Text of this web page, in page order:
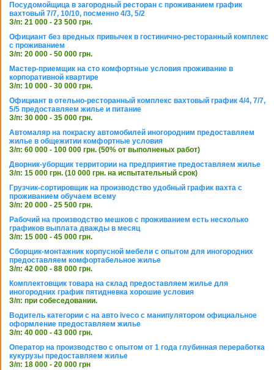
Посудомойщица в загородный ресторан с проживанием график
вахтовый 7/7, 10/10, посменно 4/3, 5/2
З/п: 21 000 - 23 500 грн.
Официант без вредных привычек в гостинично-ресторанный комплекс
с проживанием
З/п: 20 000 - 50 000 грн.
Мастер-приемщик на сто комфортные условия проживание в
корпоративной квартире
З/п: 10 000 - 30 000 грн.
Официант в отельно-ресторанный комплекс вахтовый график 4/4, 7/7,
5/5 предоставляем жилье и питание
З/п: 30 000 - 35 000 грн.
Автомаляр на покраску автомобилей иногородним предоставляем
жилье в общежитии комфортные условия
З/п: 60 000 - 100 000 грн. (50% от выполненых работ)
Дворник-уборщик территории на предприятие предоставляем жилье
З/п: 15 000 грн. (10 000 грн. на испытательный срок)
Грузчик-сортировщик на производство удобный график вахта с
проживанием обучаем всему
З/п: 20 000 - 25 500 грн.
Рабочий на производство мешков с проживанием есть несколько
графиков выплата дважды в месяц
З/п: 15 000 - 45 000 грн.
Сборщик-монтажник корпусной мебели с опытом для иногородних
предоставляем комфортабельное жилье
З/п: 42 000 - 88 000 грн.
Комплектовщик товара на склад предоставляем жилье для
иногородних график пятидневка хорошие условия
З/п: при собеседовании.
Водитель категории с на авто iveco с манипулятором официальное
оформление предоставляем жилье
З/п: 40 000 - 43 000 грн.
Оператор на производство с опытом от 1 года глубинная переработка
кукурузы предоставляем жилье
З/п: 18 000 - 20 000 грн